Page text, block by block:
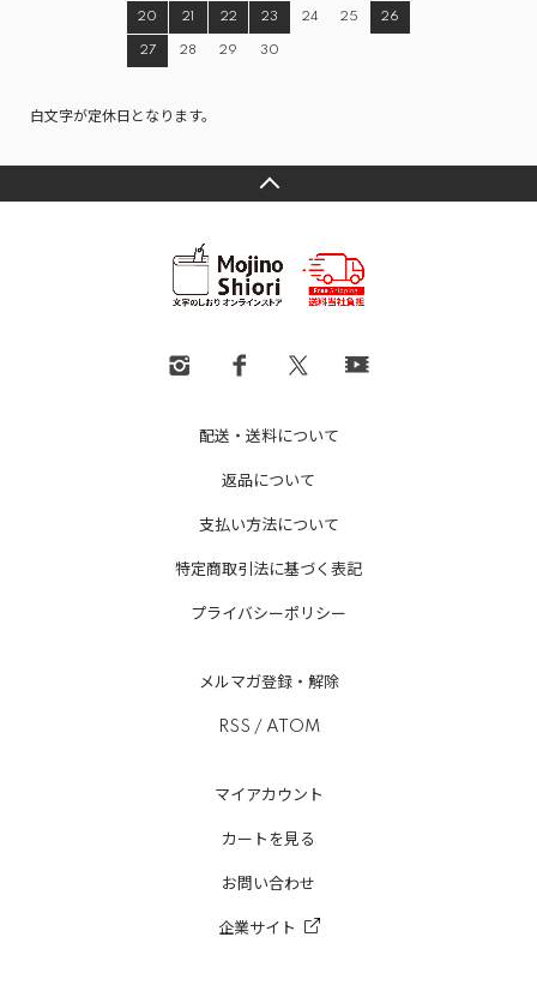
20 21 22 23 24 25 26
27 28 29 30
白文字が定休日となります。
配送・送料について
返品について
支払い方法について
特定商取引法に基づく表記
プライバシーポリシー
メルマガ登録・解除
RSS / ATOM
マイアカウント
カートを見る
お問い合わせ
企業サイト